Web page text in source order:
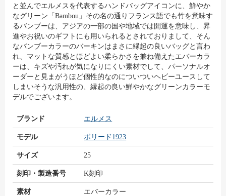
と並んでエルメスを代表するハンドバッグアイコンに、鮮やか
なグリーン「Bambou」その名の通りフランス語でも竹を意味す
るバンブーは、アジアの一部の国や地域では開運を意味し、昇
進やお祝いのギフトにも用いられるとされておりまして、そん
なバンブーカラーのバーキンはまさに縁起の良いバッグと言わ
れ、マットな質感とほどよい柔らかさを兼ね備えたエバーカラ
ーは、キズや汚れが気になりにくい素材でして、パーソナルオ
ーダーと見まがうほど個性的なのについついヘビーユースして
しまいそうな汎用性の、縁起の良い鮮やかなグリーンカラーモ
デルでございます。
ブランド エルメス
モデル ボリード1923
サイズ 25
刻印・製造番号 K刻印
素材 エバーカラー